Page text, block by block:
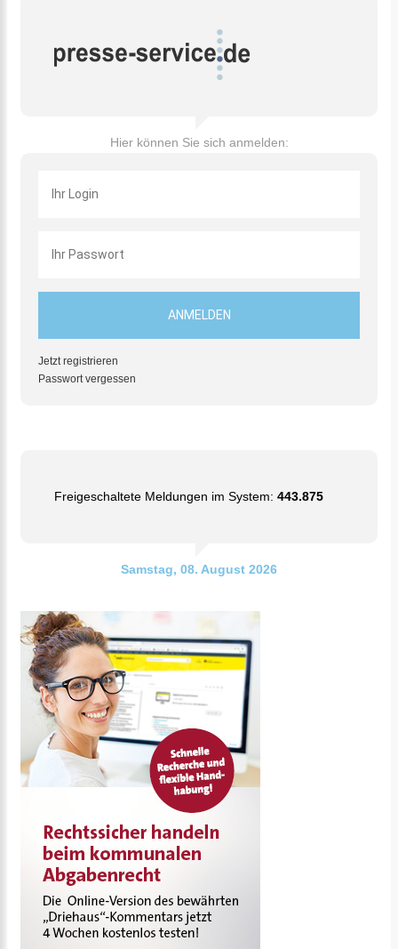
Hier können Sie sich anmelden:
Jetzt registrieren
Passwort vergessen
Freigeschaltete Meldungen im System: 443.875
Samstag, 08. August 2026